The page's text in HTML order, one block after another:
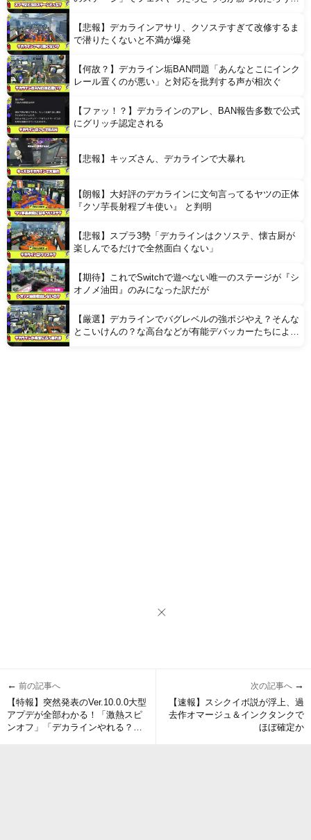
Powered by livedoor 相互RSS【悲報】デカラインアサリ、クソステすぎて改修するま
で潜りたくないと不満が爆発
【何故？】デカライン垢BAN問題「あんなとこにインク
レール置くのが悪い」と対応を批判する声が相次ぐ
【ファッ！？】デカラインのアレ、BAN報告多数で公式
にグリッチ認定される
【悲報】キッズさん、デカラインで大暴れ
【朗報】大好評のデカラインに文句言ってるヤツの正体
『クソ芋長射程ブキ使い』 と判明
【悲報】スプラ3勢「デカラインはクソステ、懐古厨が
楽しんでるだけで全然面白くない」
【期待】これでSwitchで遊べない唯一のステージが『シ
オノメ油田』のみになった訳だが
【厳選】デカラインでバグレベルの強ポジやえ？そんな
とこいけんの？な高台などが有能デバッカーたちにより
← 前の記事へ
【特報】突然発表のVer.10.0.0大型
アプデが全部わかる！「激熱スピ
ンオフ」「デカラインやれる？」
次の記事へ →
【速報】スシクイボ説が浮上、過
去作オマージュ＆インクタンクで
ほぼ確定か